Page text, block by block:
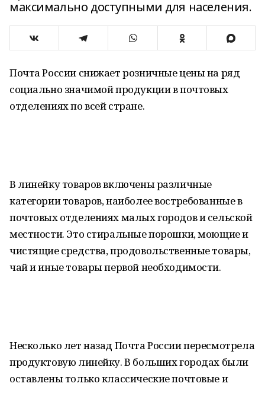
максимально доступными для населения.
Почта России снижает розничные цены на ряд
социально значимой продукции в почтовых
отделениях по всей стране.
В линейку товаров включены различные
категории товаров, наиболее востребованные в
почтовых отделениях малых городов и сельской
местности. Это стиральные порошки, моющие и
чистящие средства, продовольственные товары,
чай и иные товары первой необходимости.
Несколько лет назад Почта России пересмотрела
продуктовую линейку. В больших городах были
оставлены только классические почтовые и